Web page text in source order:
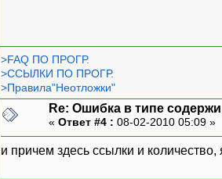
name="webServices"
p,
>FAQ ПО ПРОГР.
>ССЫЛКИ ПО ПРОГР.
>Правила"Неотложки"
Re: Ошибка в типе
« Ответ #4 : 08-02-2010 05:09 »
и причем здесь ссылки и